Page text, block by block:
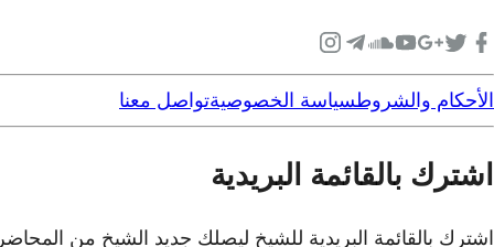
الأحكام والشروطسياسة الخصوصيةتواصل معنا
اشترك بالقائمة البريدية
اشترك بالقائمة البريدية للشيخ ليصلك جديد الشيخ من